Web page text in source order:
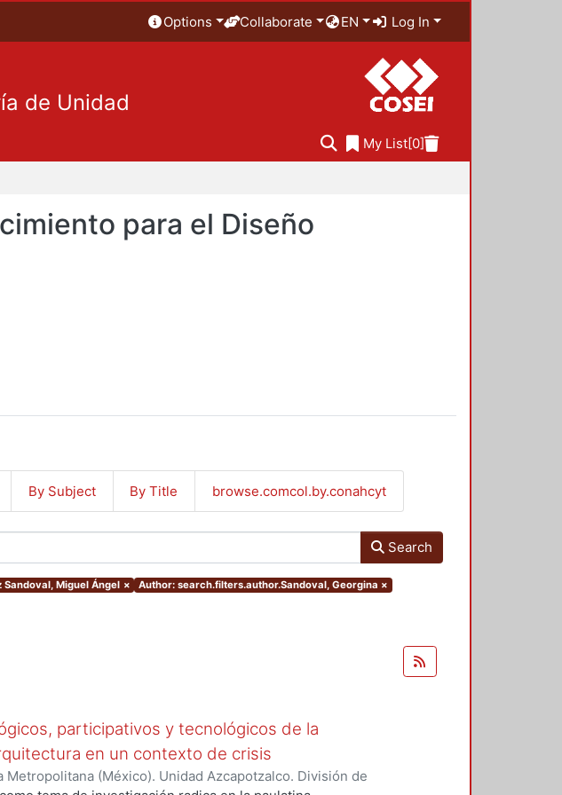
Options Collaborate EN Log In
de Unidad
My List[0]
para el Diseño
By Subject By Title browse.comcol.by.conahcyt
Search
Miguel Ángel × Author: search.filters.author.Sandoval, Georgina ×
participativos y tecnológicos de la
en un contexto de crisis
Metropolitana (México). Unidad Azcapotzalco. División de